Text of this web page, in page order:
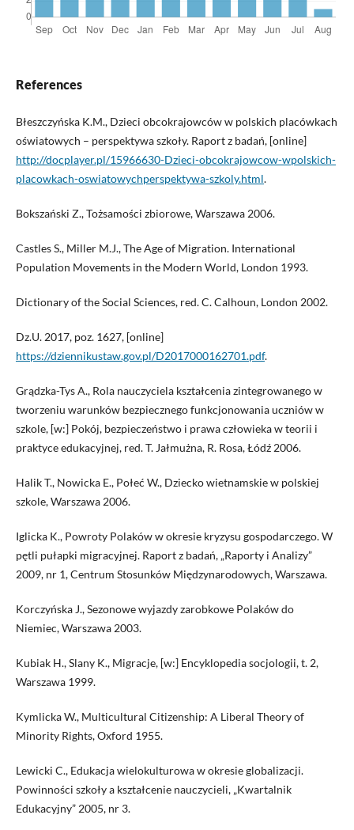
References
Błeszczyńska K.M., Dzieci obcokrajowców w polskich placówkach
oświatowych – perspektywa szkoły. Raport z badań, [online]
http://docplayer.pl/15966630-Dzieci-obcokrajowcow-wpolskich-
placowkach-oswiatowychperspektywa-szkoly.html.
Bokszański Z., Tożsamości zbiorowe, Warszawa 2006.
Castles S., Miller M.J., The Age of Migration. International
Population Movements in the Modern World, London 1993.
Dictionary of the Social Sciences, red. C. Calhoun, London 2002.
Dz.U. 2017, poz. 1627, [online]
https://dziennikustaw.gov.pl/D2017000162701.pdf.
Grądzka-Tys A., Rola nauczyciela kształcenia zintegrowanego w
tworzeniu warunków bezpiecznego funkcjonowania uczniów w
szkole, [w:] Pokój, bezpieczeństwo i prawa człowieka w teorii i
praktyce edukacyjnej, red. T. Jałmużna, R. Rosa, Łódź 2006.
Halik T., Nowicka E., Połeć W., Dziecko wietnamskie w polskiej
szkole, Warszawa 2006.
Iglicka K., Powroty Polaków w okresie kryzysu gospodarczego. W
pętli pułapki migracyjnej. Raport z badań, „Raporty i Analizy”
2009, nr 1, Centrum Stosunków Międzynarodowych, Warszawa.
Korczyńska J., Sezonowe wyjazdy zarobkowe Polaków do
Niemiec, Warszawa 2003.
Kubiak H., Slany K., Migracje, [w:] Encyklopedia socjologii, t. 2,
Warszawa 1999.
Kymlicka W., Multicultural Citizenship: A Liberal Theory of
Minority Rights, Oxford 1955.
Lewicki C., Edukacja wielokulturowa w okresie globalizacji.
Powinności szkoły a kształcenie nauczycieli, „Kwartalnik
Edukacyjny” 2005, nr 3.